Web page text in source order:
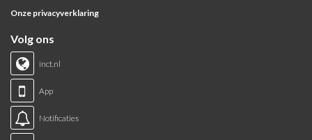
Onze privacyverklaring
Volg ons
inct.nl
App
Notificaties